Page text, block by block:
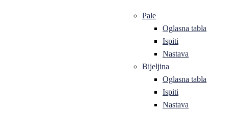
Pale
Oglasna tabla
Ispiti
Nastava
Bijeljina
Oglasna tabla
Ispiti
Nastava